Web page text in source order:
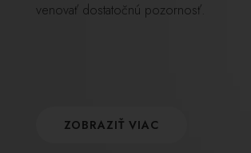
venovať dostatočnú pozornosť.
ZOBRAZIŤ VIAC